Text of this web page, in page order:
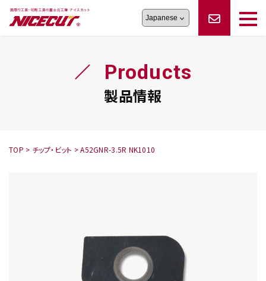
旋盤工具シリーズ
シリーズ
オーダー品依頼
フェイス・ショルダーシリーズかんたんオーダー
トラブルシューティング
ロックピンの逆ジメに注意
Products
製品情報
TOP > チップ・ビット >A52GNR-3.5R NK1010